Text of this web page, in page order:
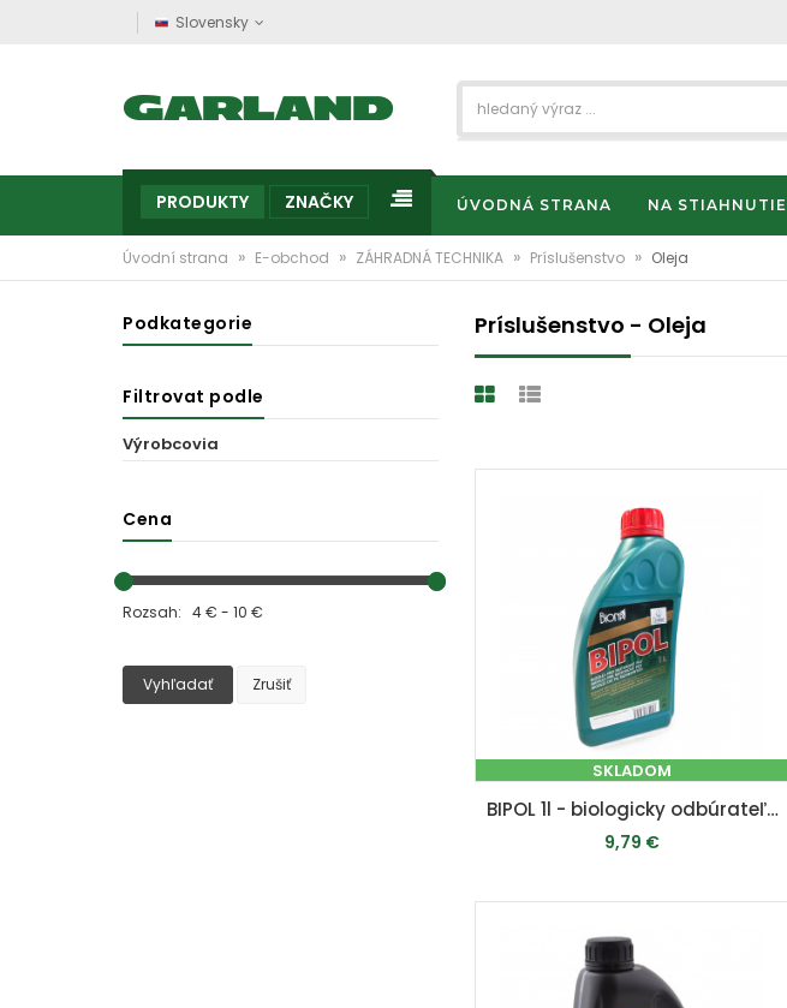
Slovensky
PRODUKTY ZNAČKY ÚVODNÁ STRANA NA STIAHNUTIE
Úvodní strana » E-obchod » ZÁHRADNÁ TECHNIKA » Príslušenstvo » Oleja
Príslušenstvo - Oleja
SKLADOM
BIPOL 1l - biologicky odbúrateľný olej na mazanie líšt a reťazí motorových píl
9,79 €
Podkategorie
Filtrovat podle
Výrobcovia
Cena
Rozsah: 4 € - 10 €
Vyhľadať Zrušiť